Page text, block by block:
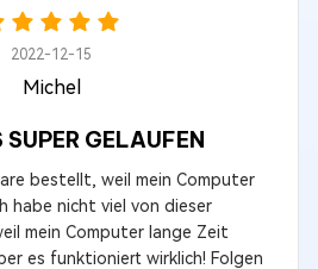
2022-12-15
Michel
GELAUFEN
bestellt, weil mein Computer
habe nicht viel von dieser
mein Computer lange Zeit
es funktioniert wirklich! Folgen